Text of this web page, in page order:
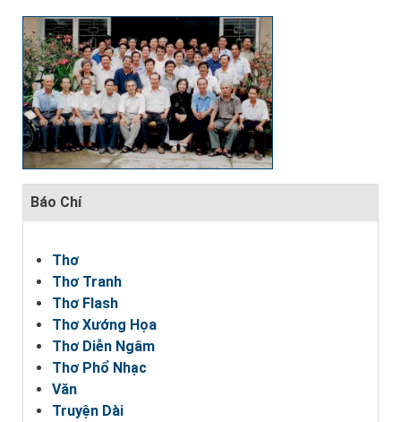
Báo Chí
Thơ
Thơ Tranh
Thơ Flash
Thơ Xướng Họa
Thơ Diễn Ngâm
Thơ Phổ Nhạc
Văn
Truyện Dài